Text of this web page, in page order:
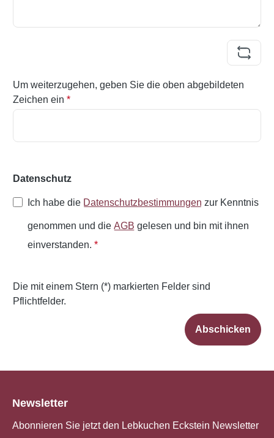
Um weiterzugehen, geben Sie die oben abgebildeten
Zeichen ein *
Datenschutz
Ich habe die Datenschutzbestimmungen zur Kenntnis
genommen und die AGB gelesen und bin mit ihnen
einverstanden. *
Die mit einem Stern (*) markierten Felder sind
Pflichtfelder.
Abschicken
Newsletter
Abonnieren Sie jetzt den Lebkuchen Eckstein Newsletter